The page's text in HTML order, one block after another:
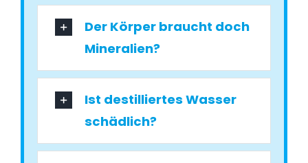
Der Körper braucht doch
Mineralien?
Ist destilliertes Wasser
schädlich?